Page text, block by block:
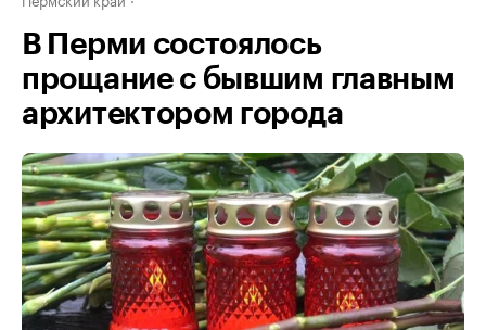
В Перми состоялось
прощание с бывшим главным
архитектором города